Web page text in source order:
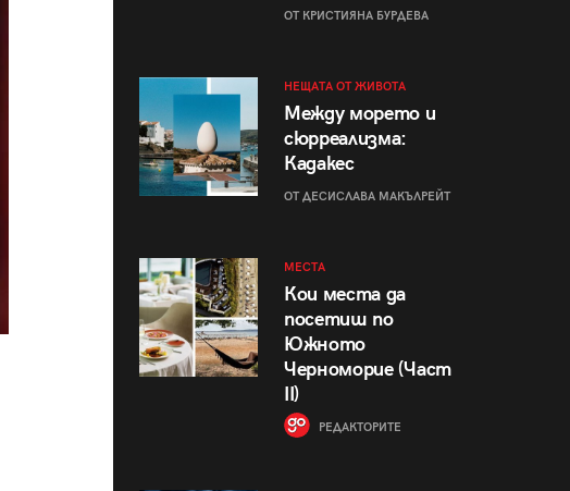
ОТ КРИСТИЯНА БУРДЕВА
НЕЩАТА ОТ ЖИВОТА
Между морето и
сюрреализма:
Кадакес
ОТ ДЕСИСЛАВА МАКЪЛРЕЙТ
МЕСТА
Кои места да
посетиш по
Южното
Черноморие (Част
II)
РЕДАКТОРИТЕ